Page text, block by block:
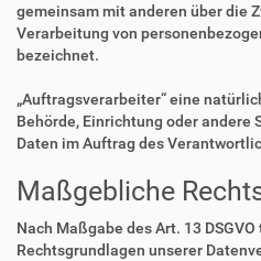
gemeinsam mit anderen über die
Verarbeitung von
bezeichnet.
„Auftragsverarbeiter“ eine
Behörde, Einrichtung oder andere
Daten im Auftrag des
Maßgebliche
Nach Maßgabe des Art. 13
Rechtsgrundlagen unserer